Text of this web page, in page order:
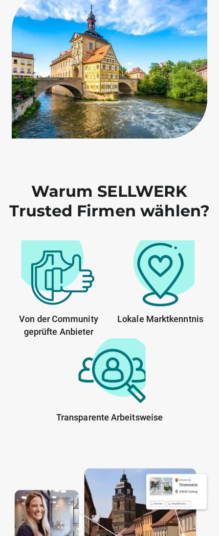
Warum SELLWERK
Trusted Firmen wählen?
Von der Community
geprüfte Anbieter
Lokale Marktkenntnis
Transparente Arbeitsweise